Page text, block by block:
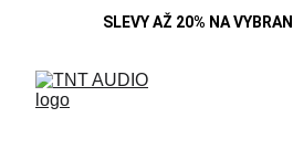
SLEVY AŽ 20% NA